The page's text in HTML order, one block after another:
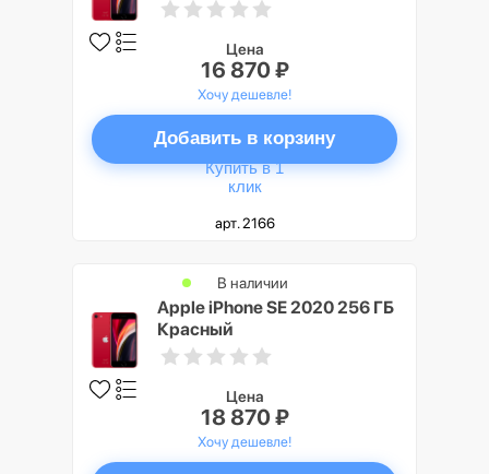
Цена
16 870 ₽
Хочу дешевле!
Добавить в корзину
Купить в 1
клик
арт. 2166
Apple iPhone SE 2020 256 ГБ
Красный
В наличии
Цена
18 870 ₽
Хочу дешевле!